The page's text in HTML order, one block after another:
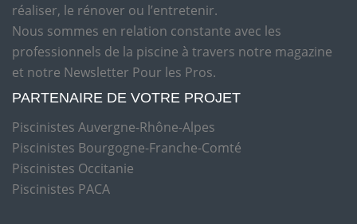
réaliser, le rénover ou l’entretenir.
Nous sommes en relation constante avec les
professionnels de la piscine à travers notre magazine
et notre Newsletter Pour les Pros.
PARTENAIRE DE VOTRE PROJET
Piscinistes Auvergne-Rhône-Alpes
Piscinistes Bourgogne-Franche-Comté
Piscinistes Occitanie
Piscinistes PACA